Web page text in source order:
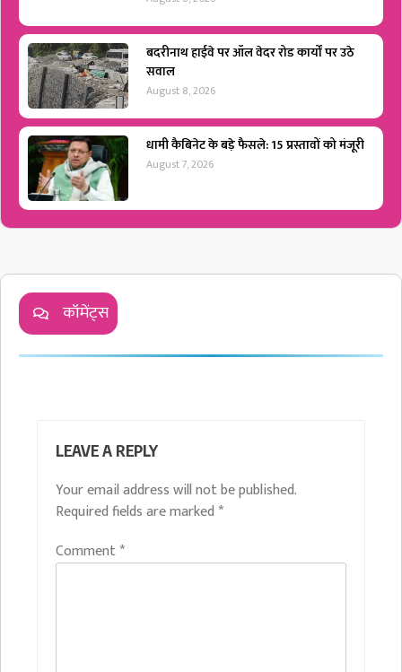
बदरीनाथ हाईवे पर ऑल वेदर रोड कार्यों पर उठे
सवाल
August 8, 2026
धामी कैबिनेट के बड़े फैसले: 15 प्रस्तावों को मंजूरी
August 7, 2026
कॉमेंट्स
LEAVE A REPLY
Your email address will not be published.
Required fields are marked *
Comment*